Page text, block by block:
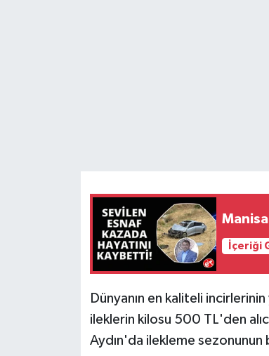
İçeriği
Dünyanın en kaliteli
ileklerin kilosu 500 TL'den
Aydın'da ilekleme sezonunun